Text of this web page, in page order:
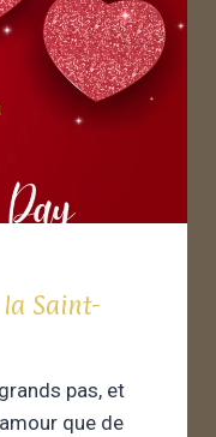
Saint-
pas, et
que de